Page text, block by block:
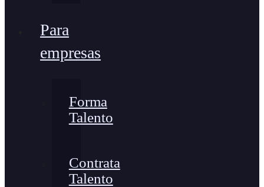
Para
empresas
Forma
Talento
Contrata
Talento